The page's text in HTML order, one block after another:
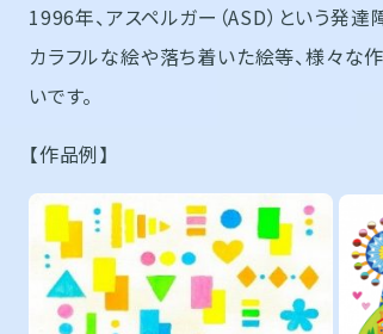
1996年、アスペルガー（ASD）という発
カラフルな絵や落ち着いた絵等、様々な
いです。
【作品例】